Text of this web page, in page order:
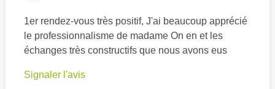
1er rendez-vous très positif, J'ai beaucoup apprécié
le professionnalisme de madame On en et les
échanges très constructifs que nous avons eus
Signaler l'avis